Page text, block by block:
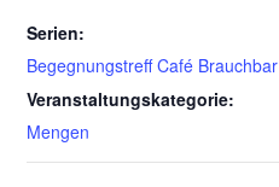
Serien:
Begegnungstreff Café Brauchbar
Veranstaltungskategorie:
Mengen